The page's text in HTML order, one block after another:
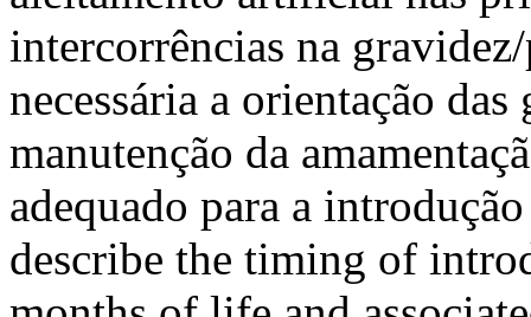
intercorrências na
necessária a orientação das
manutenção da
adequado para a
describe the timing of